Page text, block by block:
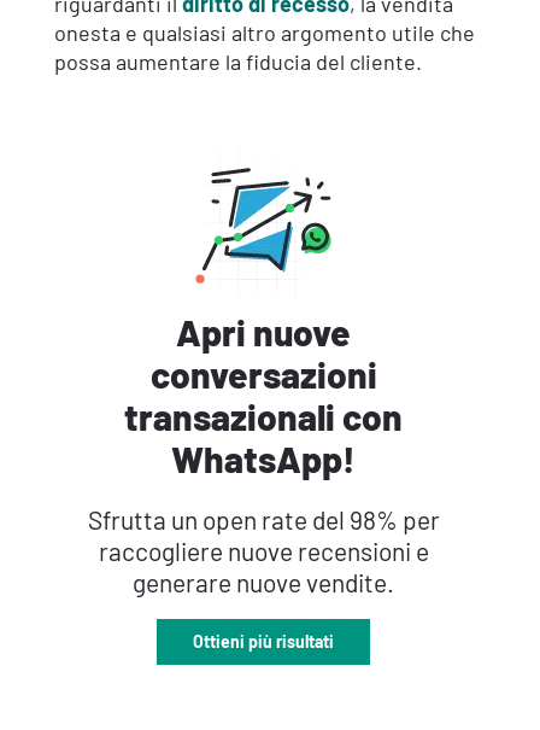
onesta e qualsiasi altro argomento utile che
possa aumentare la fiducia del cliente.
Apri nuove
conversazioni
transazionali con
WhatsApp!
Sfrutta un open rate del 98% per
raccogliere nuove recensioni e
generare nuove vendite.
Ottieni più risultati